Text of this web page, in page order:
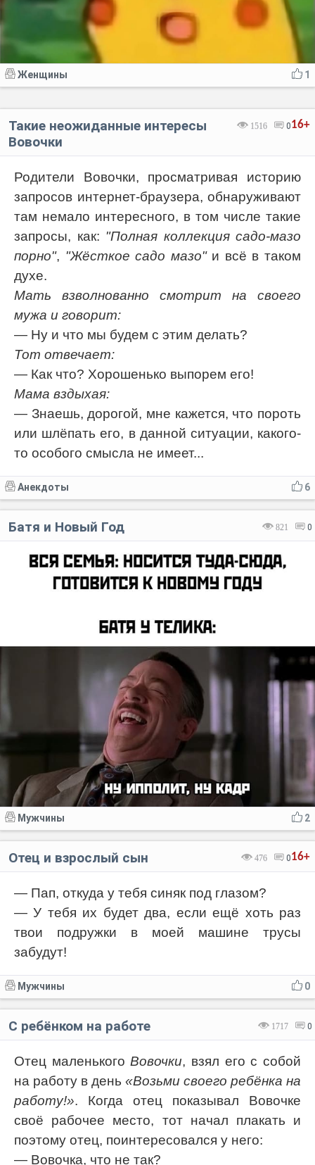
1
Женщины
16+
1516 0
Такие неожиданные интересы
Вовочки
Родители Вовочки, просматривая историю
запросов интернет-браузера, обнаруживают
там немало интересного, в том числе такие
запросы, как: "Полная коллекция садо-мазо
порно", "Жёсткое садо мазо"и всё в таком
духе.
Мать взволнованно смотрит на своего
мужа и говорит:
— Ну и что мы будем с этим делать?
Тот отвечает:
— Как что? Хорошенько выпорем его!
Мама вздыхая:
— Знаешь, дорогой, мне кажется, что пороть
или шлёпать его, в данной ситуации, какого-
то особого смысла не имеет...
6
Анекдоты
821 0
Батя и Новый Год
2
Мужчины
16+
476 0
Отец и взрослый сын
— Пап, откуда у тебя синяк под глазом?
— У тебя их будет два, если ещё хоть раз
твои подружки в моей машине трусы
забудут!
0
Мужчины
1717 0
С ребёнком на работе
Отец маленькогоВовочки, взял его с собой
на работу в день «Возьми своего ребёнка на
работу!». Когда отец показывал Вовочке
своё рабочее место, тот начал плакать и
поэтому отец, поинтересовался у него:
— Вовочка, что не так?